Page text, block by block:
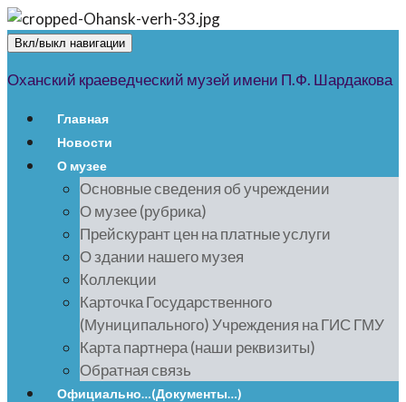
Вкл/выкл навигации
Оханский краеведческий музей имени П.Ф. Шардакова
Главная
Новости
О музее
Основные сведения об учреждении
О музее (рубрика)
Прейскурант цен на платные услуги
О здании нашего музея
Коллекции
Карточка Государственного
(Муниципального) Учреждения на ГИС ГМУ
Карта партнера (наши реквизиты)
Обратная связь
Официально…(Документы…)